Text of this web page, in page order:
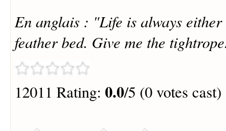
En anglais : "Life is always
feather bed. Give me the
12011 Rating: 0.0/5 (0 votes cast)